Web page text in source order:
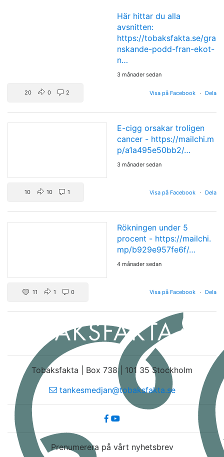
Här hittar du alla
avsnitten:
https://tobaksfakta.se/gra
nskande-podd-fran-ekot-
n…
3 månader sedan
Visa på Facebook · Dela
20 0 2
E-cigg orsakar troligen
cancer - https://mailchi.m
p/a1a495e50bb2/…
3 månader sedan
Visa på Facebook · Dela
10 10 1
Rökningen under 5
procent - https://mailchi.
mp/b929e957fe6f/…
4 månader sedan
Visa på Facebook · Dela
11 1 0
Tobaksfakta | Box 738 | 101 35 Stockholm
tankesmedjan@tobaksfakta.se
Prenumerera på vårt nyhetsbrev